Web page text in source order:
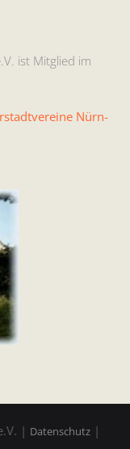
ist Mit­glied im
Nürn­
| Datenschutz |